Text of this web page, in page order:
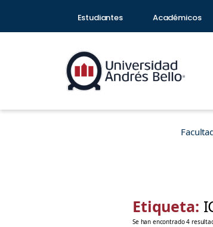
Estudiantes Académicos
Etiqueta:
Se han encontrado 4